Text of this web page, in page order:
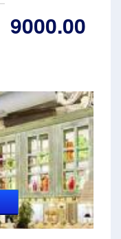
9000.00